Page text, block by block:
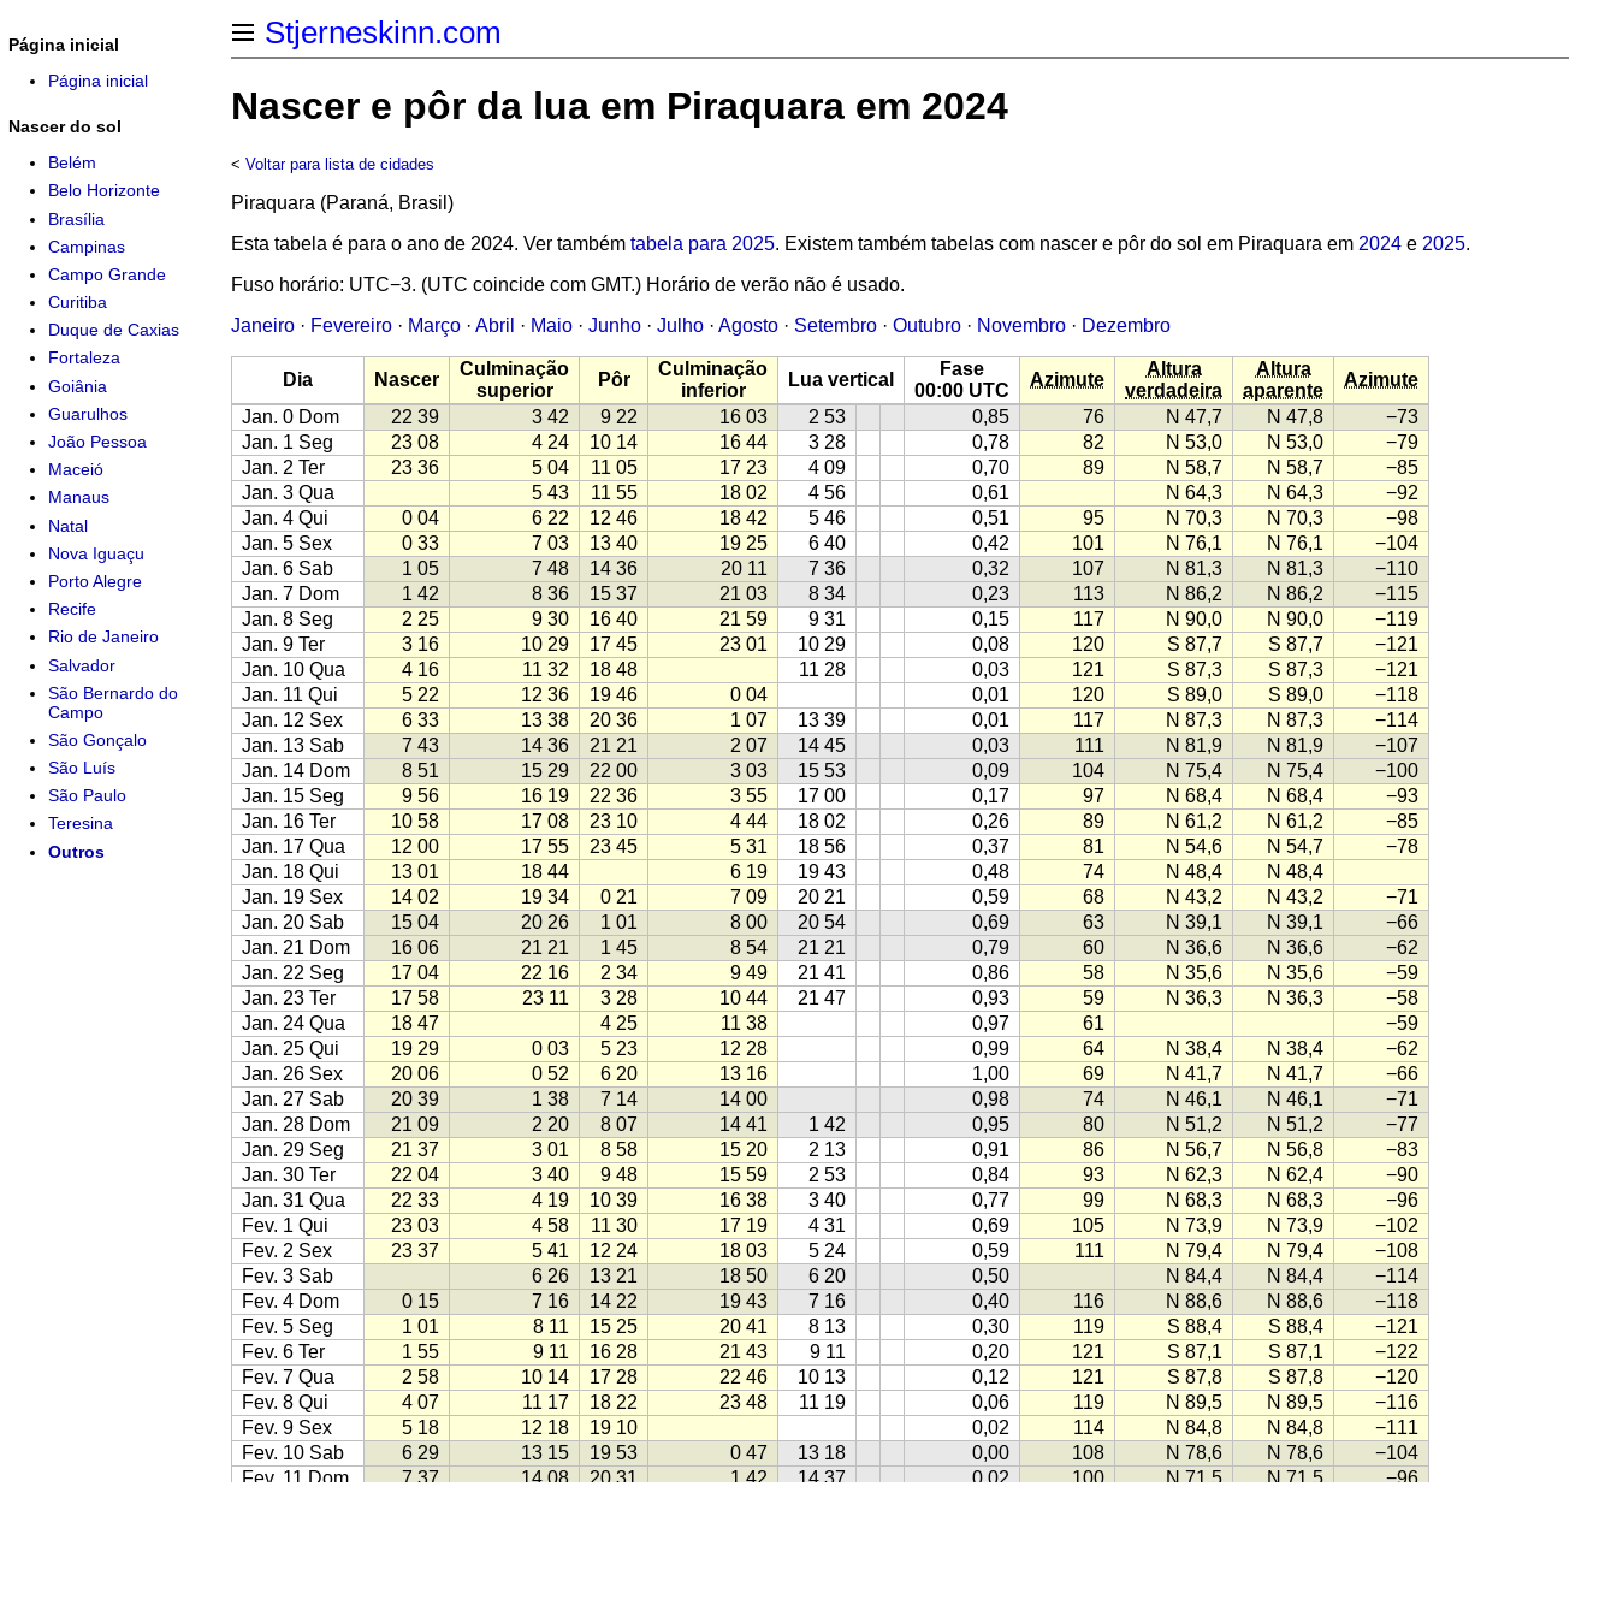
Stjerneskinn.com
Nascer e pôr da lua em Piraquara em 2024
< Voltar para lista de cidades
Piraquara (Paraná, Brasil)
Esta tabela é para o ano de 2024. Ver também tabela para 2025. Existem também tabelas com nascer e pôr do sol em Piraquara em 2024 e 2025.
Fuso horário: UTC−3. (UTC coincide com GMT.) Horário de verão não é usado.
Janeiro · Fevereiro · Março · Abril · Maio · Junho · Julho · Agosto · Setembro · Outubro · Novembro · Dezembro
Dia Nascer
Culminação
superior
Pôr
Culminação
inferior
Lua vertical
Fase
00:00 UTC
Azimute
Altura
verdadeira
Altura
aparente
Azimute
Jan. 0 Dom
22 39 3 42 9 22 16 03 2 53 0,85 76 N 47,7 N 47,8
−73
Jan. 1 Seg
23 08 4 24 10 14 16 44 3 28 0,78 82 N 53,0 N 53,0
−79
Jan. 2 Ter
23 36 5 04 11 05 17 23 4 09 0,70 89 N 58,7 N 58,7
−85
Jan. 3 Qua
5 43 11 55 18 02 4 56 0,61 N 64,3 N 64,3
−92
Jan. 4 Qui
0 04 6 22 12 46 18 42 5 46 0,51 95 N 70,3 N 70,3
−98
Jan. 5 Sex
0 33 7 03 13 40 19 25 6 40 0,42 101 N 76,1 N 76,1
−104
Jan. 6 Sab
1 05 7 48 14 36 20 11 7 36 0,32 107 N 81,3 N 81,3
−110
Jan. 7 Dom
1 42 8 36 15 37 21 03 8 34 0,23 113 N 86,2 N 86,2
−115
Jan. 8 Seg
2 25 9 30 16 40 21 59 9 31 0,15 117 N 90,0 N 90,0
−119
Jan. 9 Ter
3 16 10 29 17 45 23 01 10 29 0,08 120 S 87,7 S 87,7
−121
Jan. 10 Qua
4 16 11 32 18 48 11 28 0,03 121 S 87,3 S 87,3
−121
Jan. 11 Qui
5 22 12 36 19 46 0 04 0,01 120 S 89,0 S 89,0
−118
Jan. 12 Sex
6 33 13 38 20 36 1 07 13 39 0,01 117 N 87,3 N 87,3
−114
Jan. 13 Sab
7 43 14 36 21 21 2 07 14 45 0,03 111 N 81,9 N 81,9
−107
Jan. 14 Dom
8 51 15 29 22 00 3 03 15 53 0,09 104 N 75,4 N 75,4
−100
Jan. 15 Seg
9 56 16 19 22 36 3 55 17 00 0,17 97 N 68,4 N 68,4
−93
Jan. 16 Ter
10 58 17 08 23 10 4 44 18 02 0,26 89 N 61,2 N 61,2
−85
Jan. 17 Qua
12 00 17 55 23 45 5 31 18 56 0,37 81 N 54,6 N 54,7
−78
Jan. 18 Qui
13 01 18 44 6 19 19 43 0,48 74 N 48,4
N 48,4
Jan. 19 Sex
14 02 19 34 0 21 7 09 20 21 0,59 68 N 43,2 N 43,2
−71
Jan. 20 Sab
15 04 20 26 1 01 8 00 20 54 0,69 63 N 39,1 N 39,1
−66
Jan. 21 Dom
16 06 21 21 1 45 8 54 21 21 0,79 60 N 36,6 N 36,6
−62
Jan. 22 Seg
17 04 22 16 2 34 9 49 21 41 0,86 58 N 35,6 N 35,6
−59
Jan. 23 Ter
17 58 23 11 3 28 10 44 21 47 0,93 59 N 36,3 N 36,3
−58
Jan. 24 Qua
18 47 4 25 11 38 0,97 61
−59
Jan. 25 Qui
19 29 0 03 5 23 12 28 0,99 64 N 38,4 N 38,4
−62
Jan. 26 Sex
20 06 0 52 6 20 13 16 1,00 69 N 41,7 N 41,7
−66
Jan. 27 Sab
20 39 1 38 7 14 14 00 0,98 74 N 46,1 N 46,1
−71
Jan. 28 Dom
21 09 2 20 8 07 14 41 1 42 0,95 80 N 51,2 N 51,2
−77
Jan. 29 Seg
21 37 3 01 8 58 15 20 2 13 0,91 86 N 56,7 N 56,8
−83
Jan. 30 Ter
22 04 3 40 9 48 15 59 2 53 0,84 93 N 62,3 N 62,4
−90
Jan. 31 Qua
22 33 4 19 10 39 16 38 3 40 0,77 99 N 68,3 N 68,3
−96
Fev. 1 Qui
23 03 4 58 11 30 17 19 4 31 0,69 105 N 73,9 N 73,9
−102
Fev. 2 Sex
23 37 5 41 12 24 18 03 5 24 0,59 111 N 79,4 N 79,4
−108
Fev. 3 Sab
6 26 13 21 18 50 6 20 0,50 N 84,4 N 84,4
−114
Fev. 4 Dom
0 15 7 16 14 22 19 43 7 16 0,40 116 N 88,6 N 88,6
−118
Fev. 5 Seg
1 01 8 11 15 25 20 41 8 13 0,30 119 S 88,4 S 88,4
−121
Fev. 6 Ter
1 55 9 11 16 28 21 43 9 11 0,20 121 S 87,1 S 87,1
−122
Fev. 7 Qua
2 58 10 14 17 28 22 46 10 13 0,12 121 S 87,8 S 87,8
−120
Fev. 8 Qui
4 07 11 17 18 22 23 48 11 19 0,06 119 N 89,5 N 89,5
−116
Fev. 9 Sex
5 18 12 18 19 10 0,02 114 N 84,8 N 84,8
−111
Fev. 10 Sab
6 29 13 15 19 53 0 47 13 18 0,00 108 N 78,6 N 78,6
−104
Fev. 11 Dom
7 37 14 08 20 31 1 42 14 37 0,02 100 N 71,5 N 71,5
−96
Página inicial
Página inicial
Nascer do sol
Belém
Belo Horizonte
Brasília
Campinas
Campo Grande
Curitiba
Duque de Caxias
Fortaleza
Goiânia
Guarulhos
João Pessoa
Maceió
Manaus
Natal
Nova Iguaçu
Porto Alegre
Recife
Rio de Janeiro
Salvador
São Bernardo do
Campo
São Gonçalo
São Luís
São Paulo
Teresina
Outros